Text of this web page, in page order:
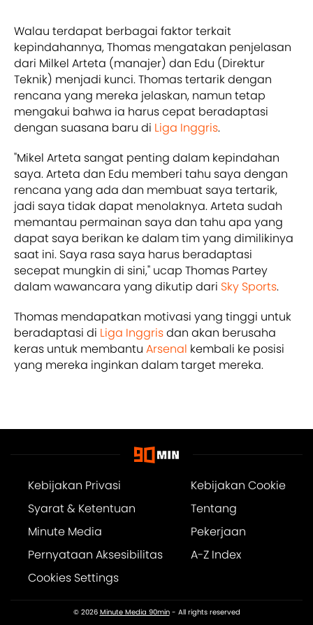
Walau terdapat berbagai faktor terkait
kepindahannya, Thomas mengatakan penjelasan
dari Milkel Arteta (manajer) dan Edu (Direktur
Teknik) menjadi kunci. Thomas tertarik dengan
rencana yang mereka jelaskan, namun tetap
mengakui bahwa ia harus cepat beradaptasi
dengan suasana baru di Liga Inggris.
"Mikel Arteta sangat penting dalam kepindahan
saya. Arteta dan Edu memberi tahu saya dengan
rencana yang ada dan membuat saya tertarik,
jadi saya tidak dapat menolaknya. Arteta sudah
memantau permainan saya dan tahu apa yang
dapat saya berikan ke dalam tim yang dimilikinya
saat ini. Saya rasa saya harus beradaptasi
secepat mungkin di sini," ucap Thomas Partey
dalam wawancara yang dikutip dari Sky Sports.
Thomas mendapatkan motivasi yang tinggi untuk
beradaptasi di Liga Inggrisdan akan berusaha
keras untuk membantu Arsenal kembali ke posisi
yang mereka inginkan dalam target mereka.
Kebijakan Privasi
Kebijakan Cookie
Syarat & Ketentuan
Tentang
Minute Media
Pekerjaan
Pernyataan Aksesibilitas
A-Z Index
Cookies Settings
© 2026 Minute Media 90min- All rights reserved